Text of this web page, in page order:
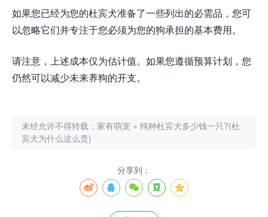
如果您已经为您的杜宾犬准备了一些列出的必需品，您可
以忽略它们并专注于您必须为您的狗承担的基本费用。
请注意，上述成本仅为估计值。如果您遵循预算计划，您
仍然可以减少未来养狗的开支。
未经允许不得转载： 家有萌宠 » 纯种杜宾犬多少钱一只?(杜
宾犬为什么这么贵)
分享到：